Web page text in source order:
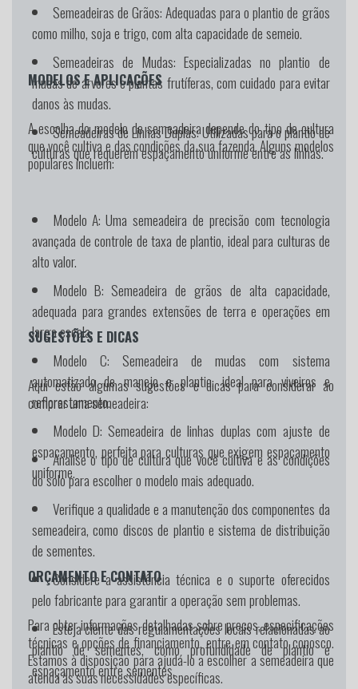
Semeadeiras de Grãos:Adequadas para o plantio de grãos
como milho, soja e trigo, com alta capacidade de semeio.
Semeadeiras de Mudas: Especializadas no plantio de
mudas de árvores e plantas frutíferas, com cuidado para evitar
danos às mudas.
Semeadeiras de Linhas Duplas:Utilizadas para o plantio de
culturas que requerem espaçamento uniforme entre as linhas.
MODELOS E APLICAÇÕES
A escolha do modelo de semeadeira depende do tipo de cultura
que você cultiva e das condições da sua fazenda. Alguns modelos
populares incluem:
Modelo A: Uma semeadeira de precisão com tecnologia
avançada de controle de taxa de plantio, ideal para culturas de
alto valor.
Modelo B: Semeadeira de grãos de alta capacidade,
adequada para grandes extensões de terra e operações em
larga escala.
Modelo C: Semeadeira de mudas com sistema
automatizado de manejo e plantio, ideal para viveiros e
reflorestamento.
Modelo D: Semeadeira de linhas duplas com ajuste de
espaçamento, perfeita para culturas que exigem espaçamento
uniforme.
SUGESTÕES E DICAS
Aqui estão algumas sugestões e dicas para considerar ao
comprar uma semeadeira:
Analise o tipo de cultura que você cultiva e as condições
do solo para escolher o modelo mais adequado.
Verifique a qualidade e a manutenção dos componentes da
semeadeira, como discos de plantio e sistema de distribuição
de sementes.
Considere a assistência técnica e o suporte oferecidos
pelo fabricante para garantir a operação sem problemas.
Esteja ciente das regulamentações locais relacionadas ao
plantio de sementes, como profundidade de plantio e
espaçamento entre sementes.
ORÇAMENTO E CONTATO
Para obter informações detalhadas sobre preços, especificações
técnicas e opções de financiamento, entre em contato conosco.
Estamos à disposição para ajudá-lo a escolher a semeadeira que
atenda às suas necessidades específicas.